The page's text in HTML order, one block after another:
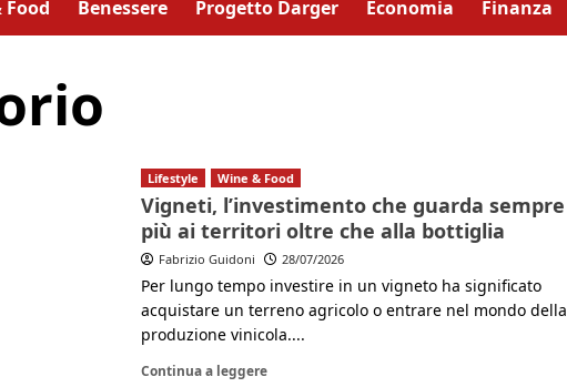
Food Benessere Progetto Darger Economia Finanza
Lifestyle Wine & Food
Vigneti, l’investimento che guarda sempre
più ai territori oltre che alla bottiglia
Fabrizio Guidoni 28/07/2026
Per lungo tempo investire in un vigneto ha significato
acquistare un terreno agricolo o entrare nel mondo della
produzione vinicola....
Continua a leggere